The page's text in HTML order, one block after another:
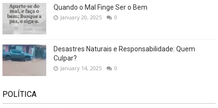
Quando o Mal Finge Ser o Bem
January 20, 2025 0
Desastres Naturais e Responsabilidade: Quem
Culpar?
January 14, 2025 0
POLÍTICA